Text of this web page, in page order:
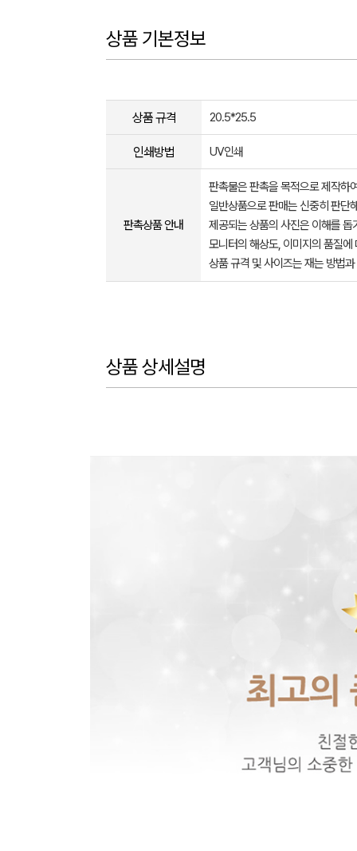
상품 기본정보
상품 규격 20.5*25.5
인쇄방법 UV인쇄
판촉상품 안내
판촉물은 판촉을 목적으로 제작하
일반상품으로 판매는 신중히 판단
제공되는 상품의 사진은 이해를
모니터의 해상도, 이미지의 품질
상품 규격 및 사이즈는 재는 방법
상품 상세설명